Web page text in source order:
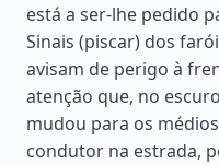
está a ser-lhe pedido
Sinais (piscar) dos
avisam de perigo à
atenção que, no
mudou para os
condutor na estrada,